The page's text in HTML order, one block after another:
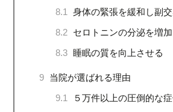
8.1
身体の緊張を緩和し副
8.2
セロトニンの分泌を増
8.3 睡眠の質を向上させる
9 当院が選ばれる理由
9.1
５万件以上の圧倒的な